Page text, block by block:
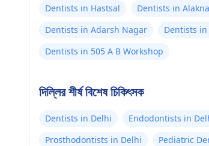
Dentists in Hastsal Dentists in
Dentists in Adarsh Nagar
Dentists in
Dentists in 505 A B Workshop
দিল্লির শীর্ষ বিশেষ চিকিৎসক
Dentists in Delhi Endodontists in
Prosthodontists in Delhi
Pediatric